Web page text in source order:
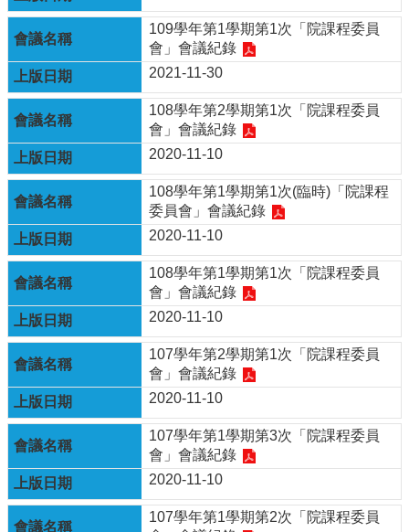
109學年第1學期第1次「院課程委員
會」會議紀錄
2021-11-30
108學年第2學期第1次「院課程委員
會」會議紀錄
2020-11-10
108學年第1學期第1次(臨時)「院課程
委員會」會議紀錄
2020-11-10
108學年第1學期第1次「院課程委員
會」會議紀錄
2020-11-10
107學年第2學期第1次「院課程委員
會」會議紀錄
2020-11-10
107學年第1學期第3次「院課程委員
會」會議紀錄
2020-11-10
107學年第1學期第2次「院課程委員